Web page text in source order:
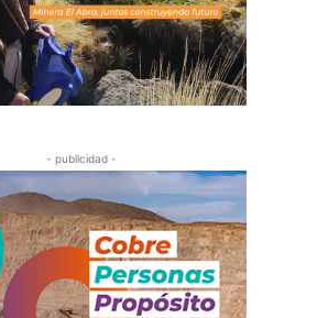
- publicidad -